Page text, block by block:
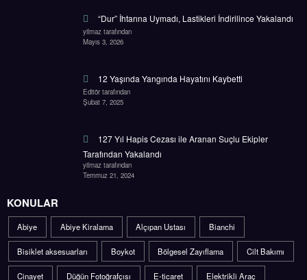
“Dur” İhtarına Uymadı, Lastikleri İndirilince Yakalandı
yilmaz tarafından
Mayıs 3, 2026
12 Yaşında Yangında Hayatını Kaybetti
Editör tarafından
Şubat 7, 2025
127 Yıl Hapis Cezası ile Aranan Suçlu Ekipler
Tarafından Yakalandı
yilmaz tarafından
Temmuz 21, 2024
KONULAR
Abiye Abiye Kiralama Alçıpan Ustası Bianchi
Bisiklet aksesuarları Boykot Bölgesel Zayıflama Cilt Bakımı
Cinayet Düğün Fotoğrafçısı E-ticaret Elektrikli Araç